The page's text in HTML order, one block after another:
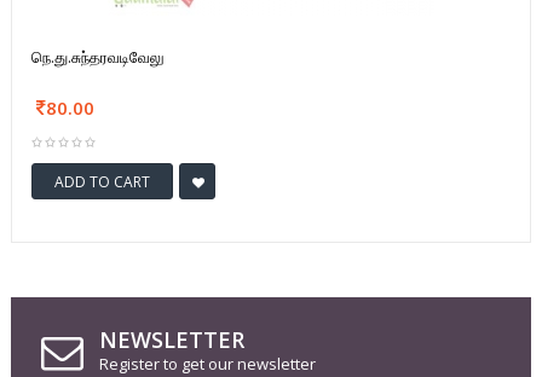
நெ.து.சுந்தரவடிவேலு
80.00
ADD TO CART
NEWSLETTER
Register to get our newsletter